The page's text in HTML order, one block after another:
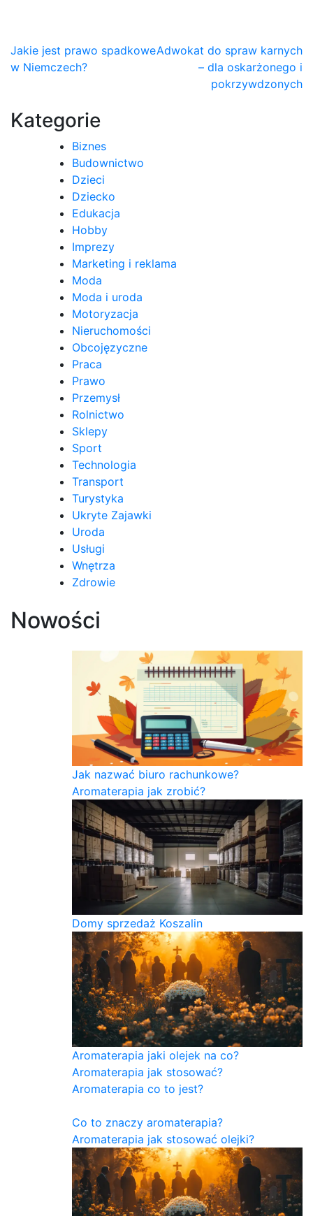
Nawigacja
wpisu
Jakie jest prawo spadkowe
w Niemczech?
Adwokat do spraw karnych
– dla oskarżonego i
pokrzywdzonych
Kategorie
Biznes
Budownictwo
Dzieci
Dziecko
Edukacja
Hobby
Imprezy
Marketing i reklama
Moda
Moda i uroda
Motoryzacja
Nieruchomości
Obcojęzyczne
Praca
Prawo
Przemysł
Rolnictwo
Sklepy
Sport
Technologia
Transport
Turystyka
Ukryte Zajawki
Uroda
Usługi
Wnętrza
Zdrowie
Nowości
Jak nazwać biuro rachunkowe?
Aromaterapia jak zrobić?
Domy sprzedaż Koszalin
Aromaterapia jaki olejek na co?
Aromaterapia jak stosować?
Aromaterapia co to jest?
Co to znaczy aromaterapia?
Aromaterapia jak stosować olejki?